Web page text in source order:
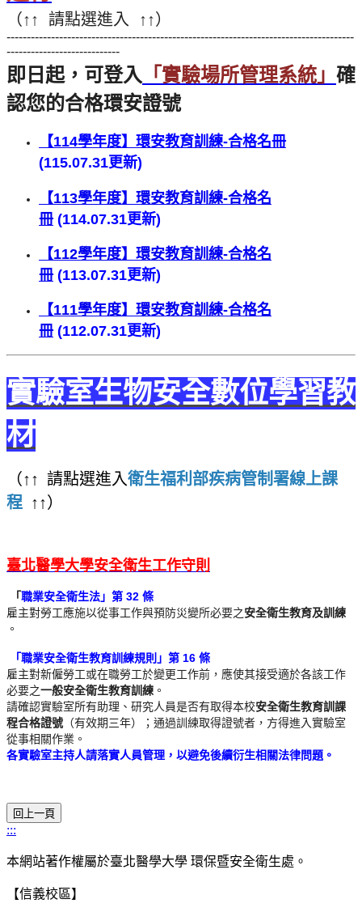
（↑↑ 請點選進入 ↑↑）
--------------------------------------------------------------------------------------
----------------------------
即日起，可登入 「實驗場所管理系統」 確
認您的合格環安證號
【114學年度】環安教育訓練-合格名冊
(115.07.31更新)
【113學年度】環安教育訓練-合格名
冊 (114.07.31更新)
【112學年度】環安教育訓練-合格名
冊 (113.07.31更新)
【111學年度】環安教育訓練-合格名
冊 (112.07.31更新)
實驗室生物安全數位學習教
材
（↑↑ 請點選進入衛生福利部疾病管制署線上課
程 ↑↑）
臺北醫學大學安全衛生工作守則
「職業安全衛生法」第 32 條
雇主對勞工應施以從事工作與預防災變所必要之安全衛生教育及訓練
。
「職業安全衛生教育訓練規則」第 16 條
雇主對新僱勞工或在職勞工於變更工作前，應使其接受適於各該工作
必要之一般安全衛生教育訓練 。
請確認實驗室所有助理、研究人員是否有取得本校安全衛生教育訓 課
程合格證號 （有效期三年）；通過訓練取得證號者，方得進入實驗室
從事相關作業。
各實驗室主持人請落實人員管理，以避免後續衍生相關法律問題。
:::
本網站著作權屬於臺北醫學大學 環保暨安全衛生處。
【信義校區】